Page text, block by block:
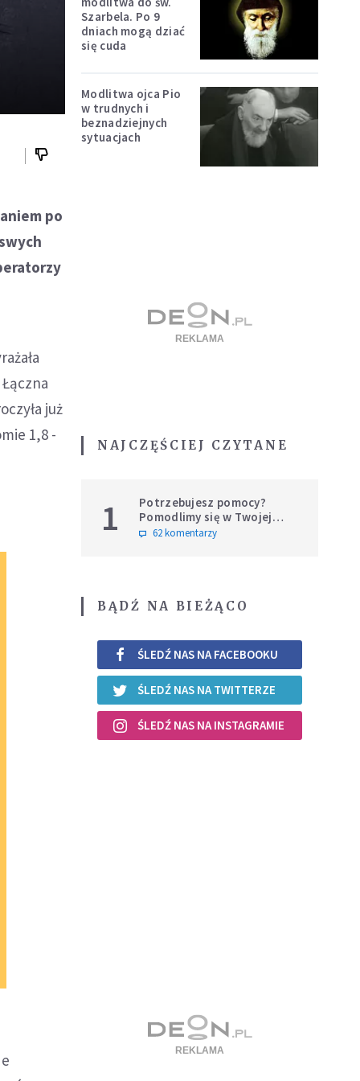
po
już
1,8 -
Szarbela. Po 9
dniach mogą dziać
się cuda
Modlitwa ojca Pio
w trudnych i
beznadziejnych
sytuacjach
NAJCZĘŚCIEJ CZYTANE
1
Potrzebujesz pomocy?
Pomodlimy się w Twojej
intencji
62 komentarzy
BĄDŹ NA BIEŻĄCO
ŚLEDŹ NAS NA FACEBOOKU
ŚLEDŹ NAS NA TWITTERZE
ŚLEDŹ NAS NA INSTAGRAMIE